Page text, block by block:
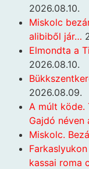
2026.08.10.
Miskolc
alibiből jár…
Elmondta a
2026.08.10.
2026.08.09.
A múlt köde.
Gajdó néven
Miskolc.
kassai roma